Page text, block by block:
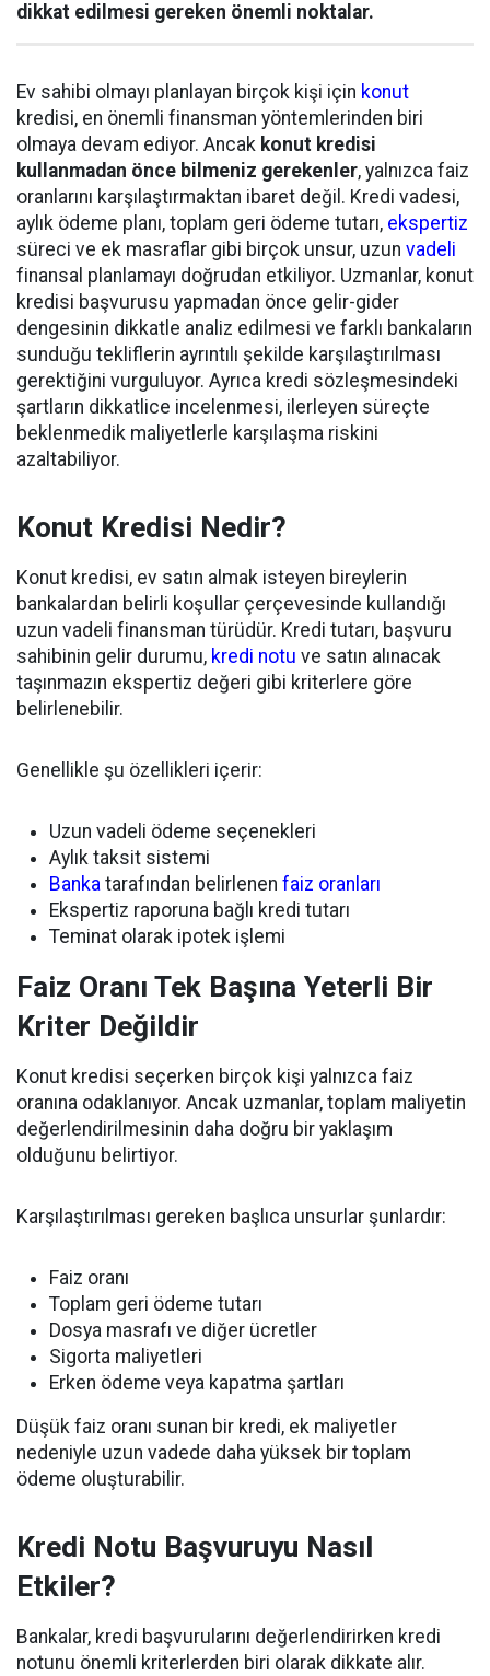
dikkat edilmesi gereken önemli noktalar.
Ev sahibi olmayı planlayan birçok kişi için konut
kredisi, en önemli finansman yöntemlerinden biri
olmaya devam ediyor. Ancak konut kredisi
kullanmadan önce bilmeniz gerekenler, yalnızca faiz
oranlarını karşılaştırmaktan ibaret değil. Kredi vadesi,
aylık ödeme planı, toplam geri ödeme tutarı, ekspertiz
süreci ve ek masraflar gibi birçok unsur, uzun vadeli
finansal planlamayı doğrudan etkiliyor. Uzmanlar, konut
kredisi başvurusu yapmadan önce gelir-gider
dengesinin dikkatle analiz edilmesi ve farklı bankaların
sunduğu tekliflerin ayrıntılı şekilde karşılaştırılması
gerektiğini vurguluyor. Ayrıca kredi sözleşmesindeki
şartların dikkatlice incelenmesi, ilerleyen süreçte
beklenmedik maliyetlerle karşılaşma riskini
azaltabiliyor.
Konut Kredisi Nedir?
Konut kredisi, ev satın almak isteyen bireylerin
bankalardan belirli koşullar çerçevesinde kullandığı
uzun vadeli finansman türüdür. Kredi tutarı, başvuru
sahibinin gelir durumu, kredi notu ve satın alınacak
taşınmazın ekspertiz değeri gibi kriterlere göre
belirlenebilir.
Genellikle şu özellikleri içerir:
Uzun vadeli ödeme seçenekleri
Aylık taksit sistemi
Banka tarafından belirlenen faiz oranları
Ekspertiz raporuna bağlı kredi tutarı
Teminat olarak ipotek işlemi
Faiz Oranı Tek Başına Yeterli Bir
Kriter Değildir
Konut kredisi seçerken birçok kişi yalnızca faiz
oranına odaklanıyor. Ancak uzmanlar, toplam maliyetin
değerlendirilmesinin daha doğru bir yaklaşım
olduğunu belirtiyor.
Karşılaştırılması gereken başlıca unsurlar şunlardır:
Faiz oranı
Toplam geri ödeme tutarı
Dosya masrafı ve diğer ücretler
Sigorta maliyetleri
Erken ödeme veya kapatma şartları
Düşük faiz oranı sunan bir kredi, ek maliyetler
nedeniyle uzun vadede daha yüksek bir toplam
ödeme oluşturabilir.
Kredi Notu Başvuruyu Nasıl
Etkiler?
Bankalar, kredi başvurularını değerlendirirken kredi
notunu önemli kriterlerden biri olarak dikkate alır.